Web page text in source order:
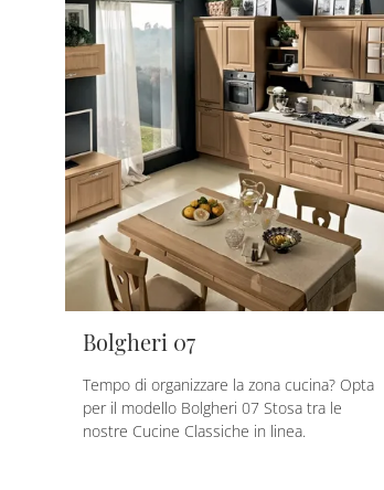
Bolgheri 07
Tempo di organizzare la zona cucina? Opta
per il modello Bolgheri 07 Stosa tra le
nostre Cucine Classiche in linea.